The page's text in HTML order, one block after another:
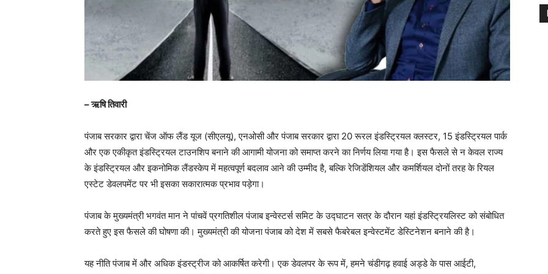
– ऋषि तिवारी
पंजाब सरकार द्वारा चेंज ऑफ लैंड यूज (सीएलयू), एनओसी और पंजाब सरकार द्वारा 20 रूरल इंडस्ट्रियल क्लस्टर, 15 इंडस्ट्रियल पार्क
और एक एकीकृत इंडस्ट्रियल टाउनशिप बनाने की आगामी योजना को समाप्त करने का निर्णय लिया गया है। इस फैसले से न केवल राज्य
के इंडस्ट्रियल और इकनोमिक लैंडस्केप में महत्वपूर्ण बदलाव आने की उम्मीद है, बल्कि रेजिडेंशियल और कमर्शियल दोनों तरह के रियल
एस्टेट डेवलपमेंट पर भी इसका सकारात्मक प्रभाव पड़ेगा।
पंजाब के मुख्यमंत्री भगवंत मान ने पांचवें प्रगतिशील पंजाब इन्वेस्टर्स समिट के उद्घाटन सत्र के दौरान यहां इंडस्ट्रियलिस्ट को संबोधित
करते हुए इस फैसले की घोषणा की। मुख्यमंत्री की योजना पंजाब को देश में सबसे फैबरेबल इन्वेस्टमेंट डेस्टिनेशन बनाने की है।
यह नीति पंजाब में और अधिक इंडस्ट्रीज को आकर्षित करेगी। एक डेवलपर के रूप में, हमने चंडीगढ़ हवाई अड्डे के पास आईटी,